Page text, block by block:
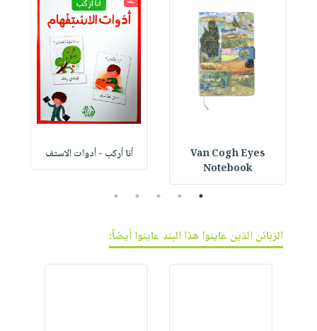
Van Cogh Eyes
Notebook
أنا أركب - أدوات الاستف
1
2
3
4
5
الزبائن الذين عاينوا هذا البند عاينوا أيضاً: